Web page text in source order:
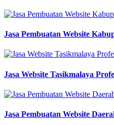
Jasa Pembuatan Website
Jasa Website Tasikmalaya
Jasa Pembuatan Website